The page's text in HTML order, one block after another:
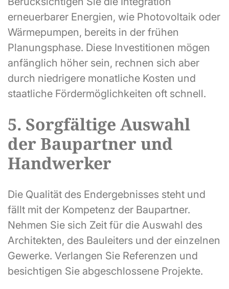
erneuerbarer Energien, wie Photovoltaik oder
Wärmepumpen, bereits in der frühen
Planungsphase. Diese Investitionen mögen
anfänglich höher sein, rechnen sich aber
durch niedrigere monatliche Kosten und
staatliche Fördermöglichkeiten oft schnell.
5. Sorgfältige Auswahl
der Baupartner und
Handwerker
Die Qualität des Endergebnisses steht und
fällt mit der Kompetenz der Baupartner.
Nehmen Sie sich Zeit für die Auswahl des
Architekten, des Bauleiters und der einzelnen
Gewerke. Verlangen Sie Referenzen und
besichtigen Sie abgeschlossene Projekte.